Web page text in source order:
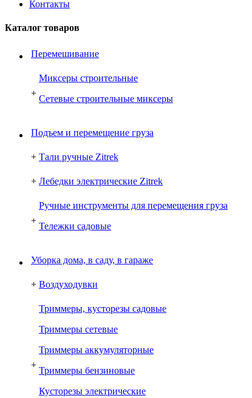
Контакты
Каталог товаров
Перемешивание
+
Миксеры строительные
Сетевые строительные миксеры
Подъем и перемещение груза
+ Тали ручные Zitrek
+ Лебедки электрические Zitrek
+
Ручные инструменты для перемещения груза
Тележки садовые
Уборка дома, в саду, в гараже
+ Воздуходувки
+
Триммеры, кусторезы садовые
Триммеры сетевые
Триммеры аккумуляторные
Триммеры бензиновые
Кусторезы электрические